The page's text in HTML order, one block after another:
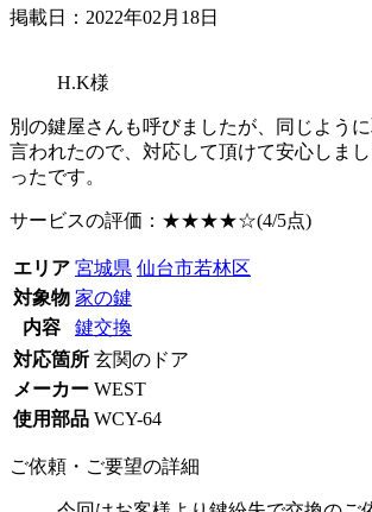
掲載日：2022年02月18日
H.K様
別の鍵屋さんも呼びましたが、同じよう
言われたので、対応して頂けて安心しま
ったです。
サービスの評価： ★★★★☆(4/5点)
エリア 宮城県 仙台市若林区
対象物 家の鍵
内容
鍵交換
対応箇所 玄関のドア
メーカー WEST
使用部品 WCY-64
ご依頼・ご要望の詳細